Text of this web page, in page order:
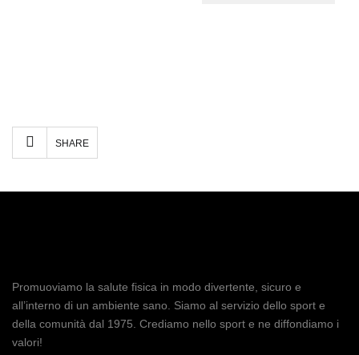
SHARE
Promuoviamo la salute fisica in modo divertente, sicuro e
all’interno di un ambiente sano. Siamo al servizio dello sport e
della comunità dal 1975. Crediamo nello sport e ne diffondiamo i
valori!